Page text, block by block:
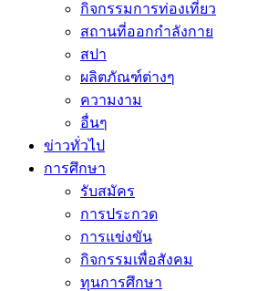
กิจกรรมการท่องเที่ยว
สถานที่ออกกำลังกาย
สปา
ผลิตภัณฑ์ต่างๆ
ความงาม
อื่นๆ
ข่าวทั่วไป
การศึกษา
รับสมัคร
การประกวด
การแข่งขัน
กิจกรรมเพื่อสังคม
ทุนการศึกษา